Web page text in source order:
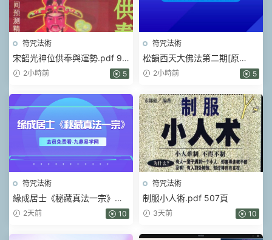
符咒法術
宋韶光神位供奉與運勢.pdf 99
頁 2小時前 5
符咒法術
松韻西天大佛法第二期[原
版].pdf 5頁
2小時前 5
符咒法術
緣成居士《秘藏真法一宗》視
頻+課件
2天前 10
符咒法術
制服小人術.pdf 507頁
3天前 10